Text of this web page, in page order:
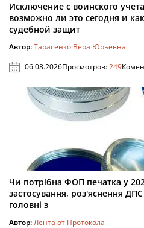
Исключение с воинского
возможно ли это сегодня и
судебной защит
Автор:Тарасенко Вера Юрьевна
06.08.2026Просмотров:249
Чи потрібна ФОП печатка у
застосування, роз'яснення ДПС
головні з
Автор:Лента от Протокола